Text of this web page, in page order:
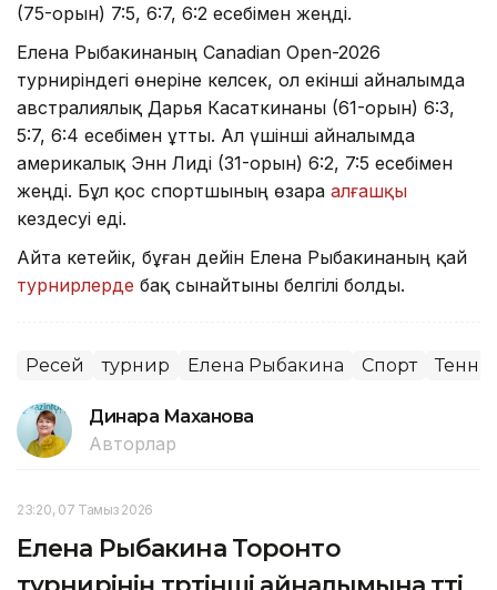
(75-орын) 7:5, 6:7, 6:2 есебімен жеңді.
Елена Рыбакинаның Canadian Open-2026
турниріндегі өнеріне келсек, ол екінші айналымда
австралиялық Дарья Касаткинаны (61-орын) 6:3,
5:7, 6:4 есебімен ұтты. Ал үшінші айналымда
америкалық Энн Лиді (31-орын) 6:2, 7:5 есебімен
жеңді. Бұл қос спортшының өзара алғашқы
кездесуі еді.
Айта кетейік, бұған дейін Елена Рыбакинаның қай
турнирлерде бақ сынайтыны белгілі болды.
Ресей турнир Елена Рыбакина Спорт
Динара Маханова
Авторлар
23:20, 07 Тамыз 2026
Елена Рыбакина Торонто